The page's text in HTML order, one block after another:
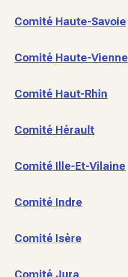
Comité Haute-Savoie
Comité Haute-Vienne
Comité Haut-Rhin
Comité Hérault
Comité Ille-Et-Vilaine
Comité Indre
Comité Isère
Comité Jura